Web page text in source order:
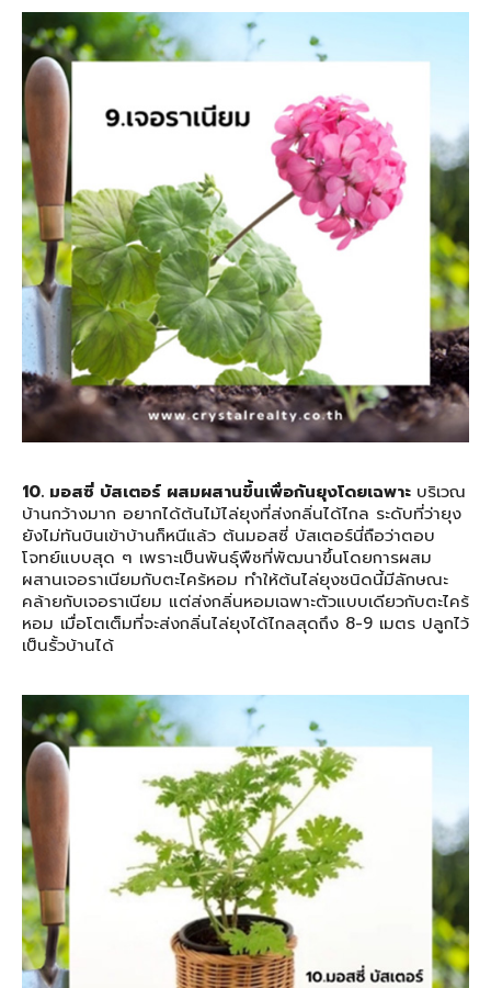
10. มอสซี่ บัสเตอร์ ผสมผสานขึ้นเพื่อกันยุงโดยเฉพาะ บริเวณ
บ้านกว้างมาก อยากได้ต้นไม้ไล่ยุงที่ส่งกลิ่นได้ไกล ระดับที่ว่ายุง
ยังไม่ทันบินเข้าบ้านก็หนีแล้ว ต้นมอสซี่ บัสเตอร์นี่ถือว่าตอบ
โจทย์แบบสุด ๆ เพราะเป็นพันธุ์พืชที่พัฒนาขึ้นโดยการผสม
ผสานเจอราเนียมกับตะไคร้หอม ทำให้ต้นไล่ยุงชนิดนี้มีลักษณะ
คล้ายกับเจอราเนียม แต่ส่งกลิ่นหอมเฉพาะตัวแบบเดียวกับตะไคร้
หอม เมื่อโตเต็มที่จะส่งกลิ่นไล่ยุงได้ไกลสุดถึง 8-9 เมตร ปลูกไว้
เป็นรั้วบ้านได้